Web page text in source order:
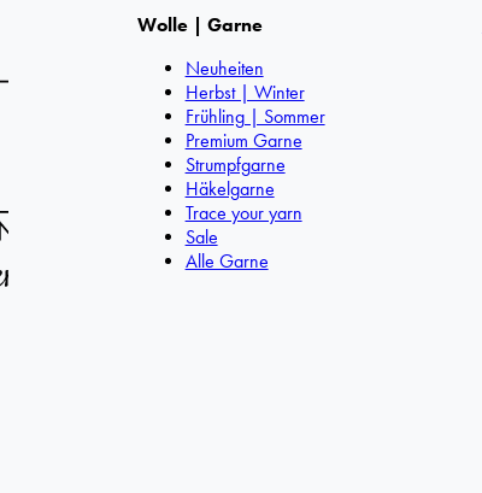
Wolle | Garne
Neuheiten
Herbst | Winter
Frühling | Sommer
Premium Garne
Strumpfgarne
Häkelgarne
Trace your yarn
Sale
Alle Garne